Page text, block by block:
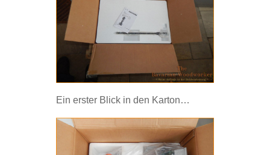
Ein erster Blick in den Karton…